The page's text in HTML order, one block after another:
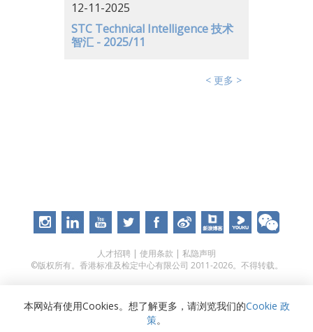
12-11-2025
STC Technical Intelligence 技术
智汇 - 2025/11
< 更多 >
人才招聘 | 使用条款 | 私隐声明
©版权所有。香港标准及检定中心有限公司 2011-2026。不得转载。
本网站有使用Cookies。想了解更多，请浏览我们的Cookie 政
策。